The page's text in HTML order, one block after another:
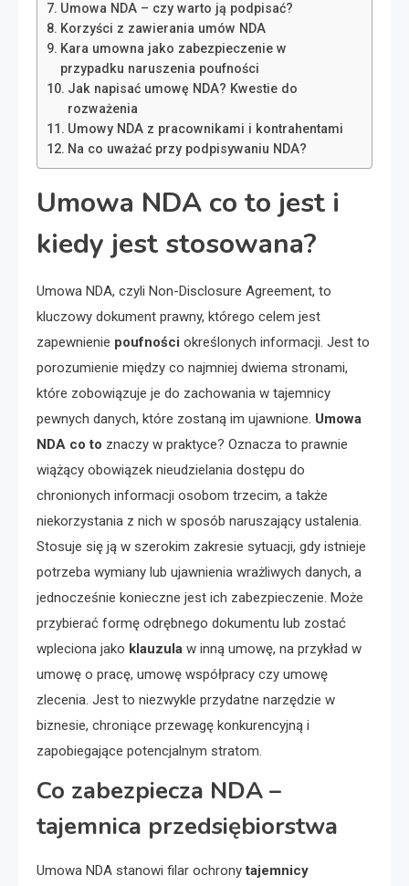
Umowa NDA – czy warto ją podpisać?
Korzyści z zawierania umów NDA
Kara umowna jako zabezpieczenie w
przypadku naruszenia poufności
Jak napisać umowę NDA? Kwestie do
rozważenia
Umowy NDA z pracownikami i kontrahentami
Na co uważać przy podpisywaniu NDA?
Umowa NDA co to jest i
kiedy jest stosowana?
Umowa NDA, czyli Non-Disclosure Agreement, to
kluczowy dokument prawny, którego celem jest
zapewnienie poufności określonych informacji. Jest to
porozumienie między co najmniej dwiema stronami,
które zobowiązuje je do zachowania w tajemnicy
pewnych danych, które zostaną im ujawnione. Umowa
NDA co to znaczy w praktyce? Oznacza to prawnie
wiążący obowiązek nieudzielania dostępu do
chronionych informacji osobom trzecim, a także
niekorzystania z nich w sposób naruszający ustalenia.
Stosuje się ją w szerokim zakresie sytuacji, gdy istnieje
potrzeba wymiany lub ujawnienia wrażliwych danych, a
jednocześnie konieczne jest ich zabezpieczenie. Może
przybierać formę odrębnego dokumentu lub zostać
wpleciona jako klauzula w inną umowę, na przykład w
umowę o pracę, umowę współpracy czy umowę
zlecenia. Jest to niezwykle przydatne narzędzie w
biznesie, chroniące przewagę konkurencyjną i
zapobiegające potencjalnym stratom.
Co zabezpiecza NDA –
tajemnica przedsiębiorstwa
Umowa NDA stanowi filar ochronytajemnicy